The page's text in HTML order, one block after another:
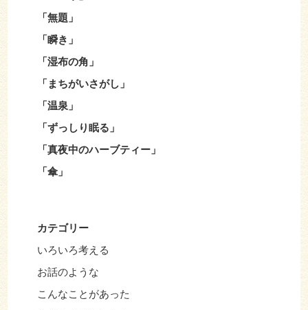
「無題」
「瞬き」
「湿布の角」
「まちがいさがし」
「温泉」
「ずっしり眠る」
「真夜中のハーブティー」
「傘」
カテゴリー
いろいろ考える
お話のような
こんなことがあった